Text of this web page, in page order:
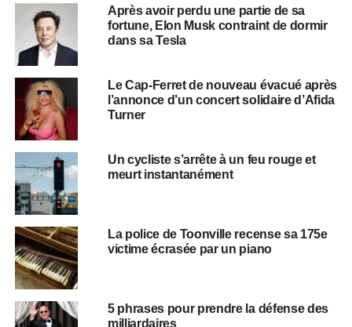
Après avoir perdu une partie de sa
fortune, Elon Musk contraint de dormir
dans sa Tesla
Le Cap-Ferret de nouveau évacué après
l’annonce d’un concert solidaire d’Afida
Turner
Un cycliste s’arrête à un feu rouge et
meurt instantanément
La police de Toonville recense sa 175e
victime écrasée par un piano
5 phrases pour prendre la défense des
milliardaires